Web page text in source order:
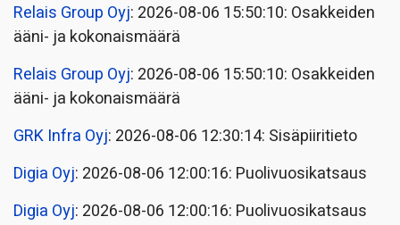
Relais Group Oyj: 2026-08-06 15:50:10: Osakkeiden
ääni- ja kokonaismäärä
Relais Group Oyj: 2026-08-06 15:50:10: Osakkeiden
ääni- ja kokonaismäärä
GRK Infra Oyj: 2026-08-06 12:30:14: Sisäpiiritieto
Digia Oyj: 2026-08-06 12:00:16: Puolivuosikatsaus
Digia Oyj: 2026-08-06 12:00:16: Puolivuosikatsaus